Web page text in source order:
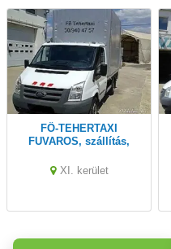
FŐ-TEHERTAXI
FUVAROS, szállítás,
bútorszállítás,
XI. kerület